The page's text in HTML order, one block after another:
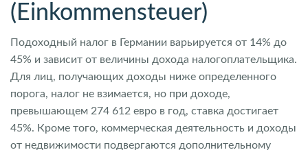
(Einkommensteuer)
Подоходный налог в Германии варьируется от 14% до
45% и зависит от величины дохода налогоплательщика.
Для лиц, получающих доходы ниже определенного
порога, налог не взимается, но при доходе,
превышающем 274 612 евро в год, ставка достигает
45%. Кроме того, коммерческая деятельность и доходы
от недвижимости подвергаются дополнительному